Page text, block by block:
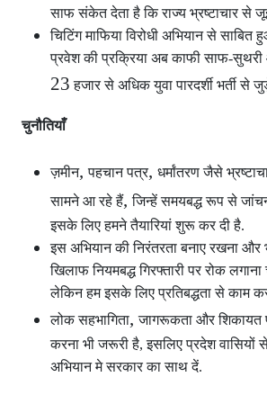
साफ संकेत देता है कि राज्य भ्रष्टाचार से
चिटिंग माफिया विरोधी अभियान से साबित
प्रवेश की प्रक्रिया अब काफी साफ-सुथरी
23 हजार से अधिक युवा पारदर्शी भर्ती से
चुनौतियाँ
ज़मीन,पहचान पत्र, धर्मांतरण जैसे
सामने आ रहे हैं,जिन्हें समयबद्ध रूप से
इसके लिए हमने तैयारियां शुरू कर दी है.
इस अभियान की निरंतरता बनाए रखना और
खिलाफ नियमबद्ध गिरफ्तारी पर रोक
लेकिन हम इसके लिए प्रतिबद्धता से काम
लोक सहभागिता,जागरूकता और शिकायत
करना भी जरूरी है, इसलिए प्रदेश
अभियान मे सरकार का साथ दें.